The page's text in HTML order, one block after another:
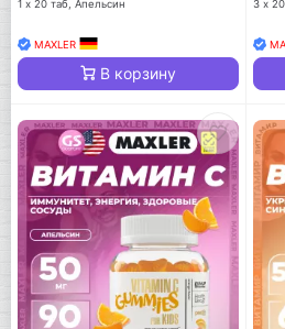
1 х 20 таб, Апельсин
MAXLER
В корзину
3 х